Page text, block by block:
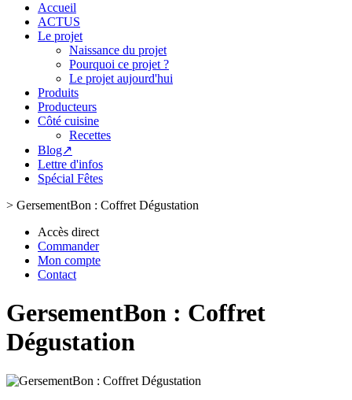
Accueil
ACTUS
Le projet
Naissance du projet
Pourquoi ce projet ?
Le projet aujourd'hui
Produits
Producteurs
Côté cuisine
Recettes
Blog↗
Lettre d'infos
Spécial Fêtes
> GersementBon : Coffret Dégustation
Accès direct
Commander
Mon compte
Contact
GersementBon : Coffret
Dégustation